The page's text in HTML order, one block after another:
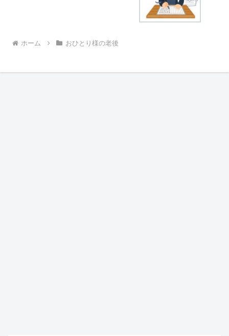
ホーム おひとり様の老後